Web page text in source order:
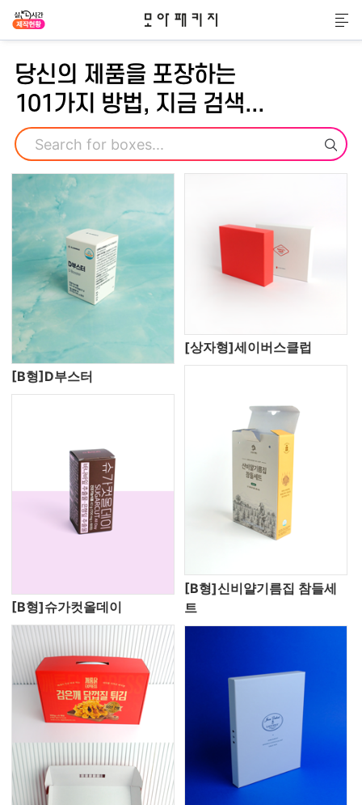
모아패키지
메
당신의 제품을 포장하는
101가지 방법, 지금 검색...
검색
[B형]D부스터
[상자형]세이버스클럽
[B형]슈가컷올데이
[B형]신비얄기름집 참들세
트